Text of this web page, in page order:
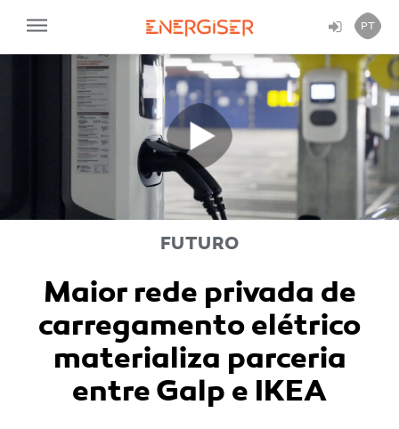
PT
Reproduzir
Vídeo
FUTURO
Maior rede privada de
carregamento elétrico
materializa parceria
entre Galp e IKEA